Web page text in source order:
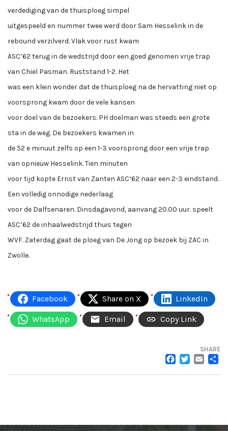
verdediging van de thuisploeg simpel
uitgespeeld en nummer twee werd door Sam Hesselink in de
rebound verzilverd. Vlak voor rust kwam
ASC’62 terug in de wedstrijd door een goed genomen vrije trap
van Chiel Pasman. Ruststand 1-2. Het
was een klein wonder dat de thuisploeg na de hervatting niet op
voorsprong kwam door de vele kansen
voor doel van de bezoekers. PH doelman was steeds een grote
sta in de weg. De bezoekers kwamen in
de 52 e minuut zelfs op een 1-3 voorsprong door een vrije trap
van opnieuw Hesselink. Tien minuten
voor tijd kopte Ernst van Zanten ASC’62 naar een 2-3 eindstand.
Een volledig onnodige nederlaag
voor de Dalfsenaren. Dinsdagavond, aanvang 20.00 uur. speelt
ASC’62 de inhaalwedstrijd thuis tegen
WVF. Zaterdag gaat de ploeg van De Jong op bezoek bij ZAC in
Zwolle.
Facebook Share on X LinkedIn
WhatsApp Email Copy Link
SHARE